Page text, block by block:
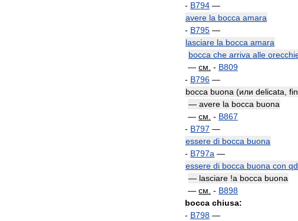
- B794 —
avere la bocca amara
- B795 —
lasciare la bocca amara
bocca che arriva alle
— см - B809
- B796 —
bocca buona (или delicata
— avere la bocca buona
— см - B867
- B797 —
essere di bocca buona
- B797a —
essere di bocca buona con qd
— lasciare !а bocca buona
— см - B898
bocca chiusa:
- B798 —